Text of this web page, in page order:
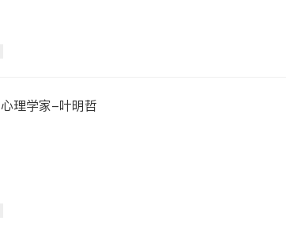
心理学家-叶明哲